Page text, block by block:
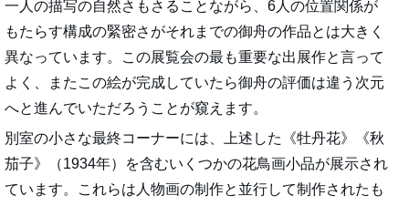
一人の描写の自然さもさることながら、6人の位置関係が
もたらす構成の緊密さがそれまでの御舟の作品とは大きく
異なっています。この展覧会の最も重要な出展作と言って
よく、またこの絵が完成していたら御舟の評価は違う次元
へと進んでいただろうことが窺えます。
別室の小さな最終コーナーには、上述した《牡丹花》《秋
茄子》（1934年）を含むいくつかの花鳥画小品が展示され
ています。これらは人物画の制作と並行して制作されたも